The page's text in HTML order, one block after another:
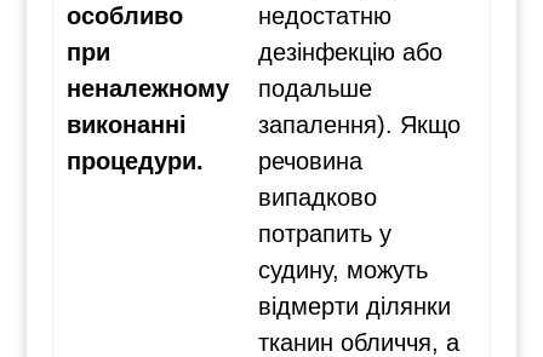
особливо
при
неналежному
виконанні
процедури.
недостатню
дезінфекцію або
подальше
запалення). Якщо
речовина
випадково
потрапить у
судину, можуть
відмерти ділянки
тканин обличчя, а